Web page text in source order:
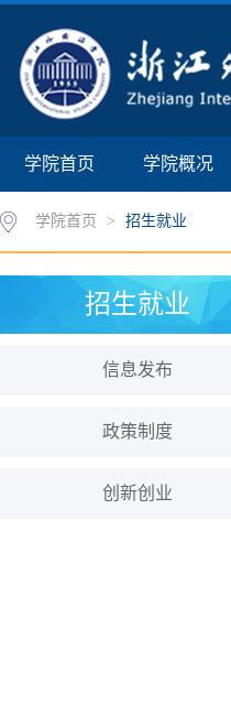
学院首页 学院概况
学院首页 > 招生就业
招生就业
信息发布
政策制度
创新创业